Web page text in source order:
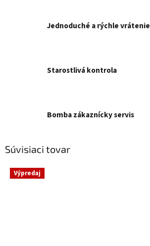
Jednoduché a rýchle vrátenie
Starostlivá kontrola
Bomba zákaznícky servis
Súvisiaci tovar
Výpredaj